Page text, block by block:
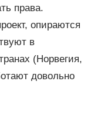
права.
опираются
в
(Норвегия,
довольно